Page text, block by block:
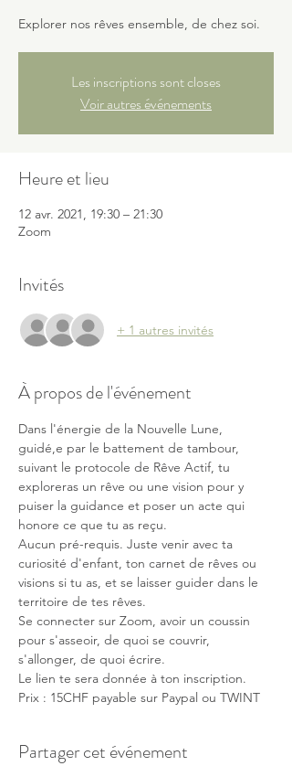
Explorer nos rêves ensemble, de chez soi.
Les inscriptions sont closes
Voir autres événements
Heure et lieu
12 avr. 2021, 19:30 – 21:30
Zoom
Invités
+ 1 autres invités
À propos de l'événement
Dans l'énergie de la Nouvelle Lune,
guidé,e par le battement de tambour,
suivant le protocole de Rêve Actif, tu
exploreras un rêve ou une vision pour y
puiser la guidance et poser un acte qui
honore ce que tu as reçu.
Aucun pré-requis. Juste venir avec ta
curiosité d'enfant, ton carnet de rêves ou
visions si tu as, et se laisser guider dans le
territoire de tes rêves.
Se connecter sur Zoom, avoir un coussin
pour s'asseoir, de quoi se couvrir,
s'allonger, de quoi écrire.
Le lien te sera donnée à ton inscription.
Prix : 15CHF payable sur Paypal ou TWINT
Partager cet événement